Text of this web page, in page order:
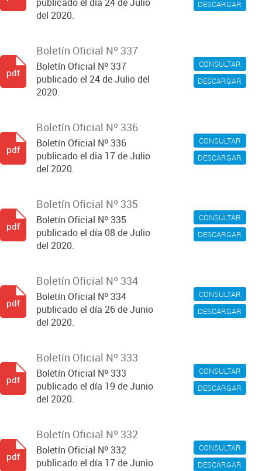
DESCARGAR
del 2020.
CONSULTAR
DESCARGAR
Boletín Oficial Nº 337
Boletín Oficial Nº 337
publicado el 24 de Julio del
2020.
pdf
CONSULTAR
DESCARGAR
Boletín Oficial Nº 336
Boletín Oficial Nº 336
publicado el dia 17 de Julio
del 2020.
pdf
CONSULTAR
DESCARGAR
Boletín Oficial Nº 335
Boletín Oficial Nº 335
publicado el día 08 de Julio
del 2020.
pdf
CONSULTAR
DESCARGAR
Boletín Oficial Nº 334
Boletín Oficial Nº 334
publicado el día 26 de Junio
del 2020.
pdf
CONSULTAR
DESCARGAR
Boletín Oficial Nº 333
Boletín Oficial Nº 333
publicado el día 19 de Junio
del 2020.
pdf
CONSULTAR
DESCARGAR
Boletín Oficial Nº 332
Boletín Oficial Nº 332
publicado el día 17 de Junio
pdf